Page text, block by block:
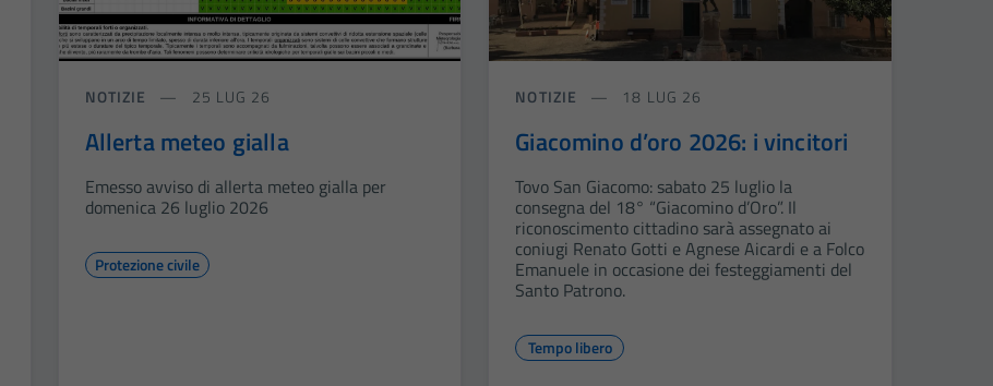
NOTIZIE 25 LUG 26
Allerta meteo gialla
Emesso avviso di allerta meteo gialla per
domenica 26 luglio 2026
Protezione civile
NOTIZIE 18 LUG 26
Giacomino d’oro 2026: i vincitori
Tovo San Giacomo: sabato 25 luglio la
consegna del 18° “Giacomino d’Oro”. Il
riconoscimento cittadino sarà assegnato ai
coniugi Renato Gotti e Agnese Aicardi e a Folco
Emanuele in occasione dei festeggiamenti del
Santo Patrono.
Tempo libero